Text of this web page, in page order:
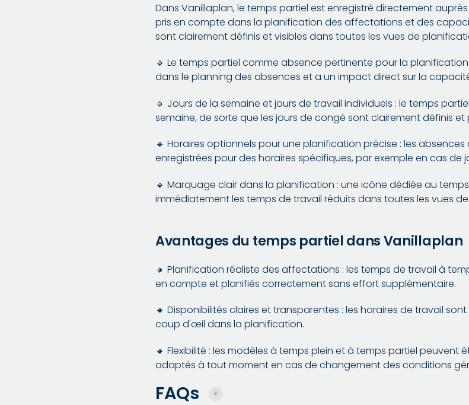
Dans Vanillaplan, le temps partiel est enregistré directement
pris en compte dans la planification des affectations et des
sont clairement définis et visibles dans toutes les vues de
🔹 Le temps partiel comme absence pertinente pour la
dans le planning des absences et a un impact direct sur la
🔹 Jours de la semaine et jours de travail individuels : le temps
semaine, de sorte que les jours de congé sont clairement définis
🔹 Horaires optionnels pour une planification précise : les
enregistrées pour des horaires spécifiques, par exemple en cas de
🔹 Marquage clair dans la planification : une icône dédiée au
immédiatement les temps de travail réduits dans toutes les vues
Avantages du temps partiel dans Vanillaplan
🔸 Planification réaliste des affectations : les temps de travail à
en compte et planifiés correctement sans effort supplémentaire.
🔸 Disponibilités claires et transparentes : les horaires de travail
coup d'œil dans la planification.
🔸 Flexibilité : les modèles à temps plein et à temps partiel peuvent
adaptés à tout moment en cas de changement des conditions
FAQs